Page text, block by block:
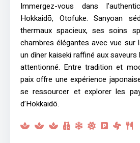
Immergez-vous dans
Hokkaidō, Otofuke. Sanyoan
thermaux spacieux, ses soins
chambres élégantes avec vue sur
un dîner kaiseki raffiné aux
attentionné. Entre tradition et
paix offre une expérience
se ressourcer et explorer les
d’Hokkaidō.